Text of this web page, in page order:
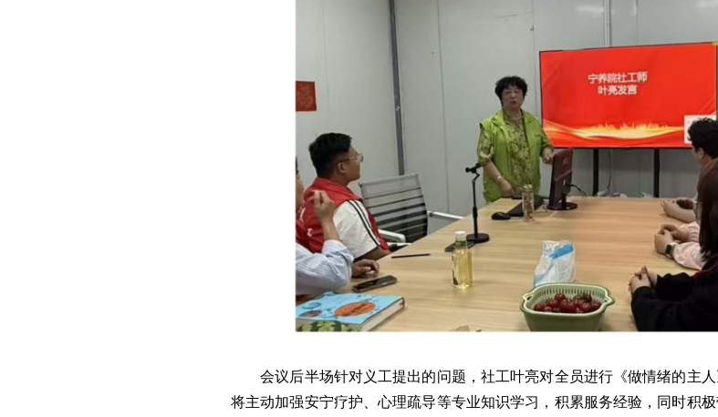
会议后半场针对义工提出的问题，社工叶亮对全员进行《做情绪的主
将主动加强安宁疗护、心理疏导等专业知识学习，积累服务经验，同时积